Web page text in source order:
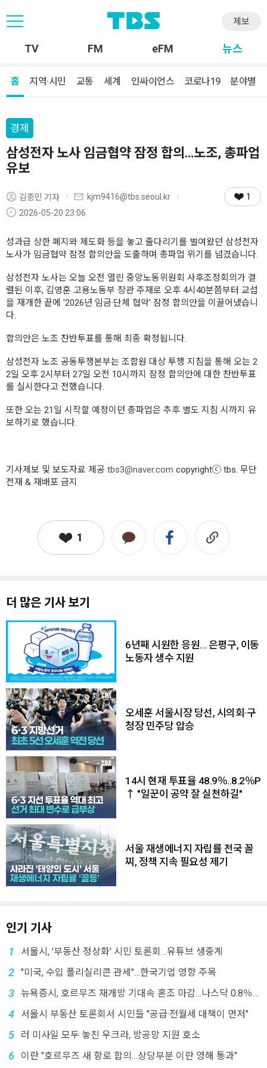
제보
TV FM eFM 뉴스
홈 지역·시민 교통 세계 인싸이언스 코로나19 분야별
경제
삼성전자 노사 임금협약 잠정 합의…노조, 총파업
유보
김종민 기자
kjm9416@tbs.seoul.kr
2026-05-20 23:06
1
성과급 상한 폐지와 제도화 등을 놓고 줄다리기를 벌여왔던 삼성전자
노사가 임금협약 잠정 합의안을 도출하며 총파업 위기를 넘겼습니다.
삼성전자 노사는 오늘 오전 열린 중앙노동위원회 사후조정회의가 결
렬된 이후, 김영훈 고용노동부 장관 주재로 오후 4시40분쯤부터 교섭
을 재개한 끝에 '2026년 임금·단체 협약' 잠정 합의안을 이끌어냈습니
다.
합의안은 노조 찬반투표를 통해 최종 확정됩니다.
삼성전자 노조 공동투쟁본부는 조합원 대상 투쟁 지침을 통해 오는 2
2일 오후 2시부터 27일 오전 10시까지 잠정 합의안에 대한 찬반투표
를 실시한다고 전했습니다.
또한 오는 21일 시작할 예정이던 총파업은 추후 별도 지침 시까지 유
보하기로 했습니다.
기사제보 및 보도자료 제공 tbs3@naver.com copyrightⓒ tbs. 무단
전재 & 재배포 금지
1
더 많은 기사 보기
6년째 시원한 응원… 은평구, 이동
노동자 생수 지원
오세훈 서울시장 당선, 시의회·구
청장 민주당 압승
14시 현재 투표율 48.9％..8.2％P
↑ "일꾼이 공약 잘 실천하길"
서울 재생에너지 자립률 전국 꼴
찌, 정책 지속 필요성 제기
인기 기사
1 서울시, '부동산 정상화' 시민 토론회…유튜브 생중계
2 "미국, 수입 폴리실리콘 관세"…한국기업 영향 주목
3
뉴욕증시, 호르무즈 재개방 기대속 혼조 마감…나스닥 0.8％
4 서울시 부동산 토론회서 시민들 "공급·전월세 대책이 먼저"
5 러 미사일 모두 놓친 우크라, 방공망 지원 호소
6 이란 "호르무즈 새 항로 합의…상당부분 이란 영해 통과"